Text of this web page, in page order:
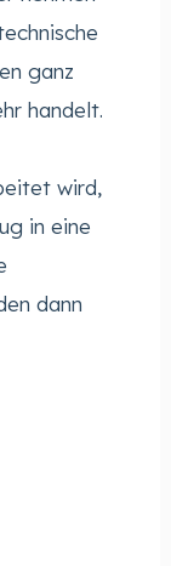
ganz
handelt.
wird,
in eine
dann